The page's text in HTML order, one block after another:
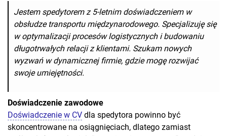
Jestem spedytorem z 5-letnim doświadczeniem w
obsłudze transportu międzynarodowego. Specjalizuję się
w optymalizacji procesów logistycznych i budowaniu
długotrwałych relacji z klientami. Szukam nowych
wyzwań w dynamicznej firmie, gdzie mogę rozwijać
swoje umiejętności.
Doświadczenie zawodowe
Doświadczenie w CV dla spedytora powinno być
skoncentrowane na osiągnięciach, dlatego zamiast